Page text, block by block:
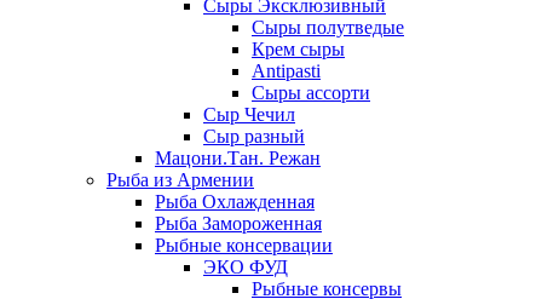
Сыры Эксклюзивный
Сыры полутведые
Крем сыры
Antipasti
Сыры ассорти
Сыр Чечил
Сыр разный
Мацони.Тан. Режан
Рыба из Армении
Рыба Охлажденная
Рыба Замороженная
Рыбные консервации
ЭКО ФУД
Рыбные консервы